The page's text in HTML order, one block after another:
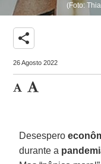
(Foto:
share
26 Agosto 2022
Desespero
durante a